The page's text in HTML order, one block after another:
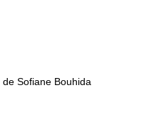
de Sofiane Bouhida